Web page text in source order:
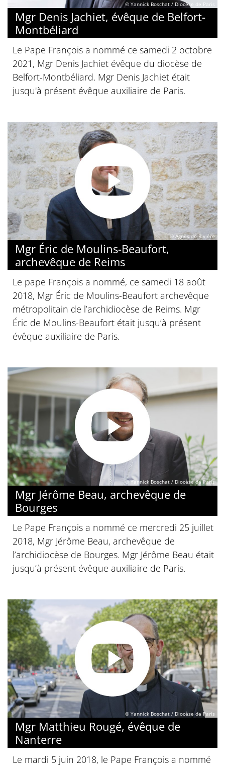
© Yannick Boschat / Diocèse de Paris
Mgr Denis Jachiet, évêque de Belfort-
Montbéliard
Le Pape François a nommé ce samedi 2 octobre
2021, Mgr Denis Jachiet évêque du diocèse de
Belfort-Montbéliard. Mgr Denis Jachiet était
jusqu'à présent évêque auxiliaire de Paris.
© Agnès de Rivière
Mgr Éric de Moulins-Beaufort,
archevêque de Reims
Le pape François a nommé, ce samedi 18 août
2018, Mgr Éric de Moulins-Beaufort archevêque
métropolitain de l’archidiocèse de Reims. Mgr
Éric de Moulins-Beaufort était jusqu’à présent
évêque auxiliaire de Paris.
© Yannick Boschat / Diocèse de Paris
Mgr Jérôme Beau, archevêque de
Bourges
Le Pape François a nommé ce mercredi 25 juillet
2018, Mgr Jérôme Beau, archevêque de
l’archidiocèse de Bourges. Mgr Jérôme Beau était
jusqu’à présent évêque auxiliaire de Paris.
© Yannick Boschat / Diocèse de Paris
Mgr Matthieu Rougé, évêque de
Nanterre
Le mardi 5 juin 2018, le Pape François a nommé